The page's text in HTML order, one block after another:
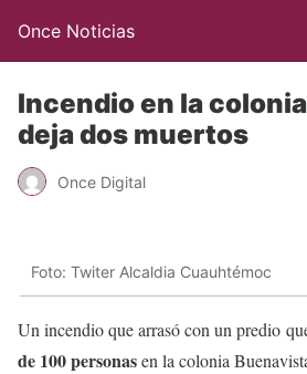
Once Noticias
Incendio en la
deja dos muertos
Once Digital
Foto: Twiter Alcaldia Cuauhtémoc
Un incendio que arrasó con un predio
de 100 personasen la colonia